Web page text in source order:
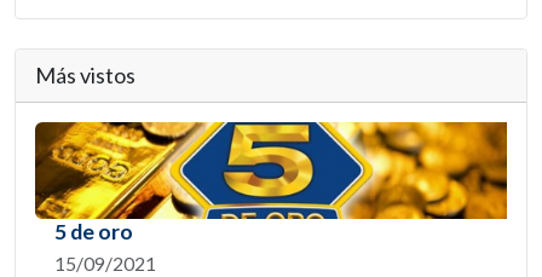
Más vistos
5 de oro
15/09/2021